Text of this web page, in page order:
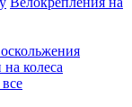
колеса